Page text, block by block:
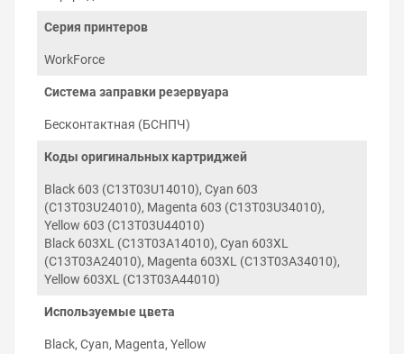
картриджей и серии печатающего устройства,
что гарантирует инициализацию чипа
микропрограммой принтера и обнуление уровня
чернил при необходимости.
Заправка и установка СНПЧ
на Epson WorkForce WF-
2850DWF
Установка СНПЧ на Epson WorkForce WF-2850DWF
проходит в три этапа: заправка резервуара и прокачка
картриджей, установка картриджей в каретку
печатающей головки и укладка силиконового шлейфа
по корпусу принтера. Для установки не требуется
изменение конструкции корпуса принтера.
Серия принтеров
WorkForce
Система заправки резервуара
Бесконтактная (БСНПЧ)
Коды оригинальных картриджей
Black 603 (C13T03U14010), Cyan 603
(C13T03U24010), Magenta 603 (C13T03U34010),
Yellow 603 (C13T03U44010)
Black 603XL (C13T03A14010), Cyan 603XL
(C13T03A24010), Magenta 603XL (C13T03A34010),
Yellow 603XL (C13T03A44010)
Используемые цвета
Black, Cyan, Magenta, Yellow